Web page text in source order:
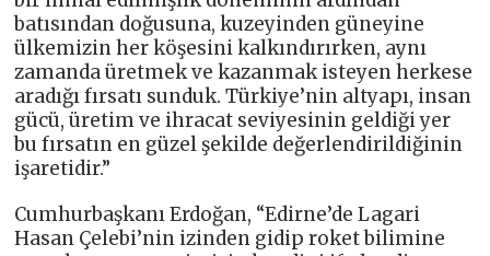
batısından doğusuna, kuzeyinden güneyine
ülkemizin her köşesini kalkındırırken, aynı
zamanda üretmek ve kazanmak isteyen herkese
aradığı fırsatı sunduk. Türkiye’nin altyapı, insan
gücü, üretim ve ihracat seviyesinin geldiği yer
bu fırsatın en güzel şekilde değerlendirildiğinin
işaretidir.”
Cumhurbaşkanı Erdoğan, “Edirne’de Lagari
Hasan Çelebi’nin izinden gidip roket bilimine